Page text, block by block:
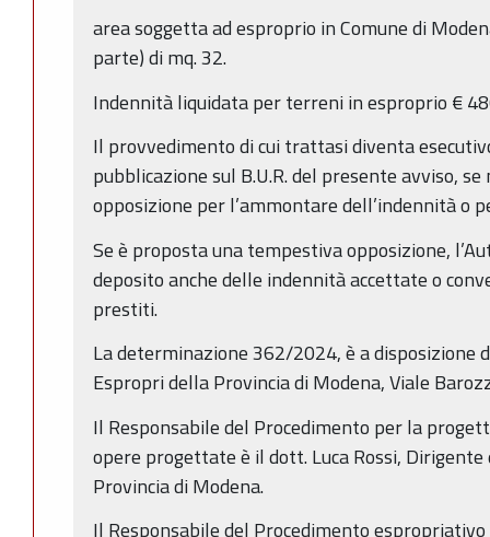
area soggetta ad esproprio in Comune di
parte) di mq. 32.
Indennità liquidata per terreni in esproprio €
Il provvedimento di cui trattasi diventa
pubblicazione sul B.U.R. del presente avviso,
opposizione per l’ammontare dell’indennità o
Se è proposta una tempestiva opposizione,
deposito anche delle indennità accettate o
prestiti.
La determinazione 362/2024, è a disposizione
Espropri della Provincia di Modena, Viale
Il Responsabile del Procedimento per la
opere progettate è il dott. Luca Rossi,
Provincia di Modena.
Il Responsabile del Procedimento